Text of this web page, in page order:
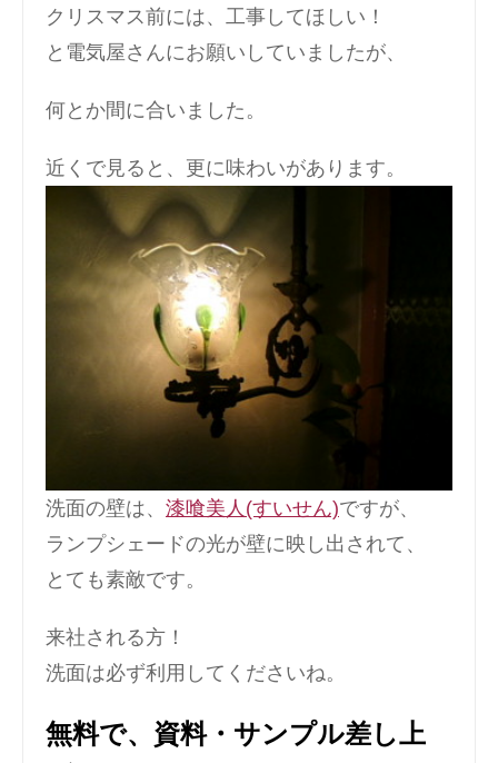
クリスマス前には、工事してほしい！
と電気屋さんにお願いしていましたが、
何とか間に合いました。
近くで見ると、更に味わいがあります。
洗面の壁は、 漆喰美人(すいせん)ですが、
ランプシェードの光が壁に映し出されて、
とても素敵です。
来社される方！
洗面は必ず利用してくださいね。
無料で、資料・サンプル差し上